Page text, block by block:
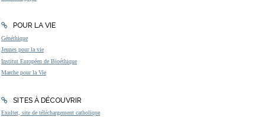
POUR LA VIE
Généthique
Jeunes pour la vie
Institut Européen de Bioéthique
Marche pour la Vie
SITES À DÉCOUVRIR
Exultet, site de téléchargement catholique